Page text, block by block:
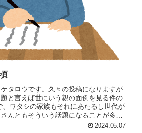
タロウです。久々の投稿になりますが
と言えば世にいう親の面倒を見る件の
、ワタシの家族もそれにあたるし世代が
んともそういう話題になることが多々
2024.05.07